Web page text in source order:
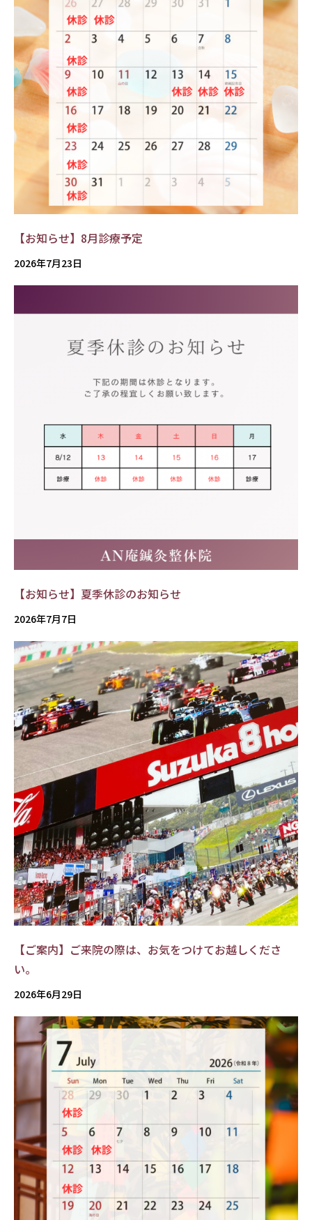
【お知らせ】8月診療予定
2026年7月23日
【お知らせ】夏季休診のお知らせ
2026年7月7日
【ご案内】ご来院の際は、お気をつけてお越しくださ
い。
2026年6月29日